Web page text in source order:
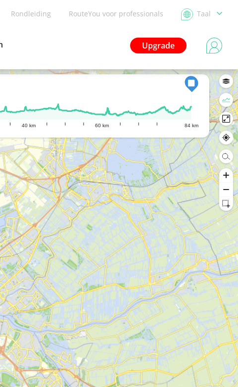
Rondleiding RouteYou voor professionals Taal
Upgrade
40 km 60 km 84 km